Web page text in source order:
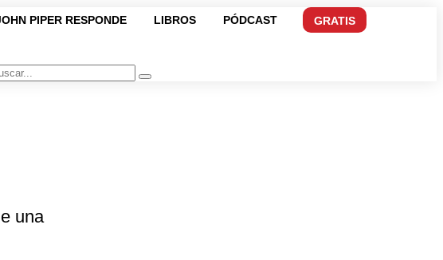
PIPER RESPONDE LIBROS PÓDCAST GRATIS
una